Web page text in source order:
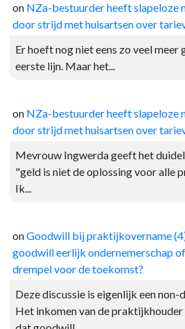
on NZa-bestuurder heeft slapeloze
door strijd met huisartsen over
Er hoeft nog niet eens zo veel meer
eerste lijn. Maar het...
on NZa-bestuurder heeft slapeloze
door strijd met huisartsen over
Mevrouw Ingwerda geeft het
"geld is niet de oplossing voor alle
Ik...
onGoodwill bij praktijkovername
goodwill eerlijk ondernemerschap
drempel voor de toekomst?
Deze discussie is eigenlijk een non-
Het inkomen van de praktijkhouder